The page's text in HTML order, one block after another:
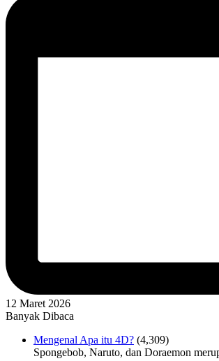
12 Maret 2026
Banyak Dibaca
Mengenal Apa itu 4D? (4,309)
Spongebob, Naruto, dan Doraemon